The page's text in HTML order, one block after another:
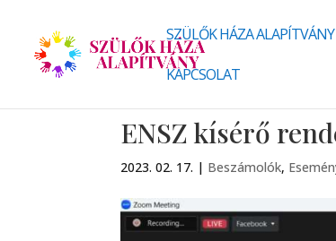
SZÜLŐK HÁZA ALAPÍTVÁNY
KAPCSOLAT
ENSZ kísérő
2023. 02. 17. | Beszámolók,